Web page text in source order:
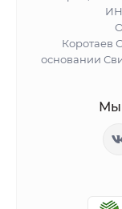
Коротаев
основании
Мы